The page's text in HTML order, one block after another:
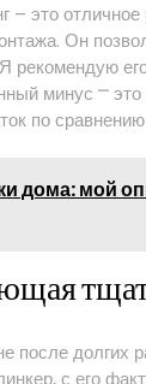
это отличное
Он
минус ⎻
по
дома: мой
после долгих
с его